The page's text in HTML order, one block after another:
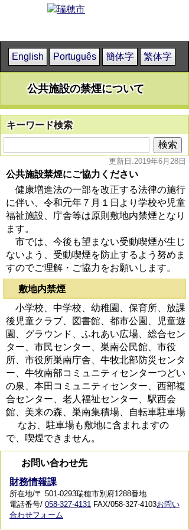
English Português 簡体字 繁体字
公共施設の禁煙について
キーワード検索
更新日:2019年6月28日
公共施設禁煙にご協力ください
健康増進法の一部を改正する法律の施行
に伴い、令和元年７月１日より学校や児童
福祉施設、庁舎等は原則敷地内禁煙となり
ます。
市では、今後も望まない受動喫煙が生じ
ないよう、受動喫煙を防止するよう努めま
すのでご理解・ご協力をお願いします。
敷地内禁煙
小学校、中学校、幼稚園、保育所、放課
後児童クラブ、図書館、都市公園、児童遊
園、グラウンド、ふれあい広場、総合セン
ター、市民センター、巣南公民館、市役
所、市役所巣南庁舎、牛牧北部防災センタ
ー、牛牧南部コミュニティセンターつどい
の泉、本田コミュニティセンター、西部複
合センター、老人福祉センター、駅西会
館、美来の森、巣南集積場、自転車駐車場
なお、駐車場も敷地に含まれますの
で、喫煙できません。
お問い合わせ先
財務情報課
所在地/〒 501-0293瑞穂市別府1288番地
電話番号/ 058-327-4131 FAX/058-327-4103お問い
合わせフォーム